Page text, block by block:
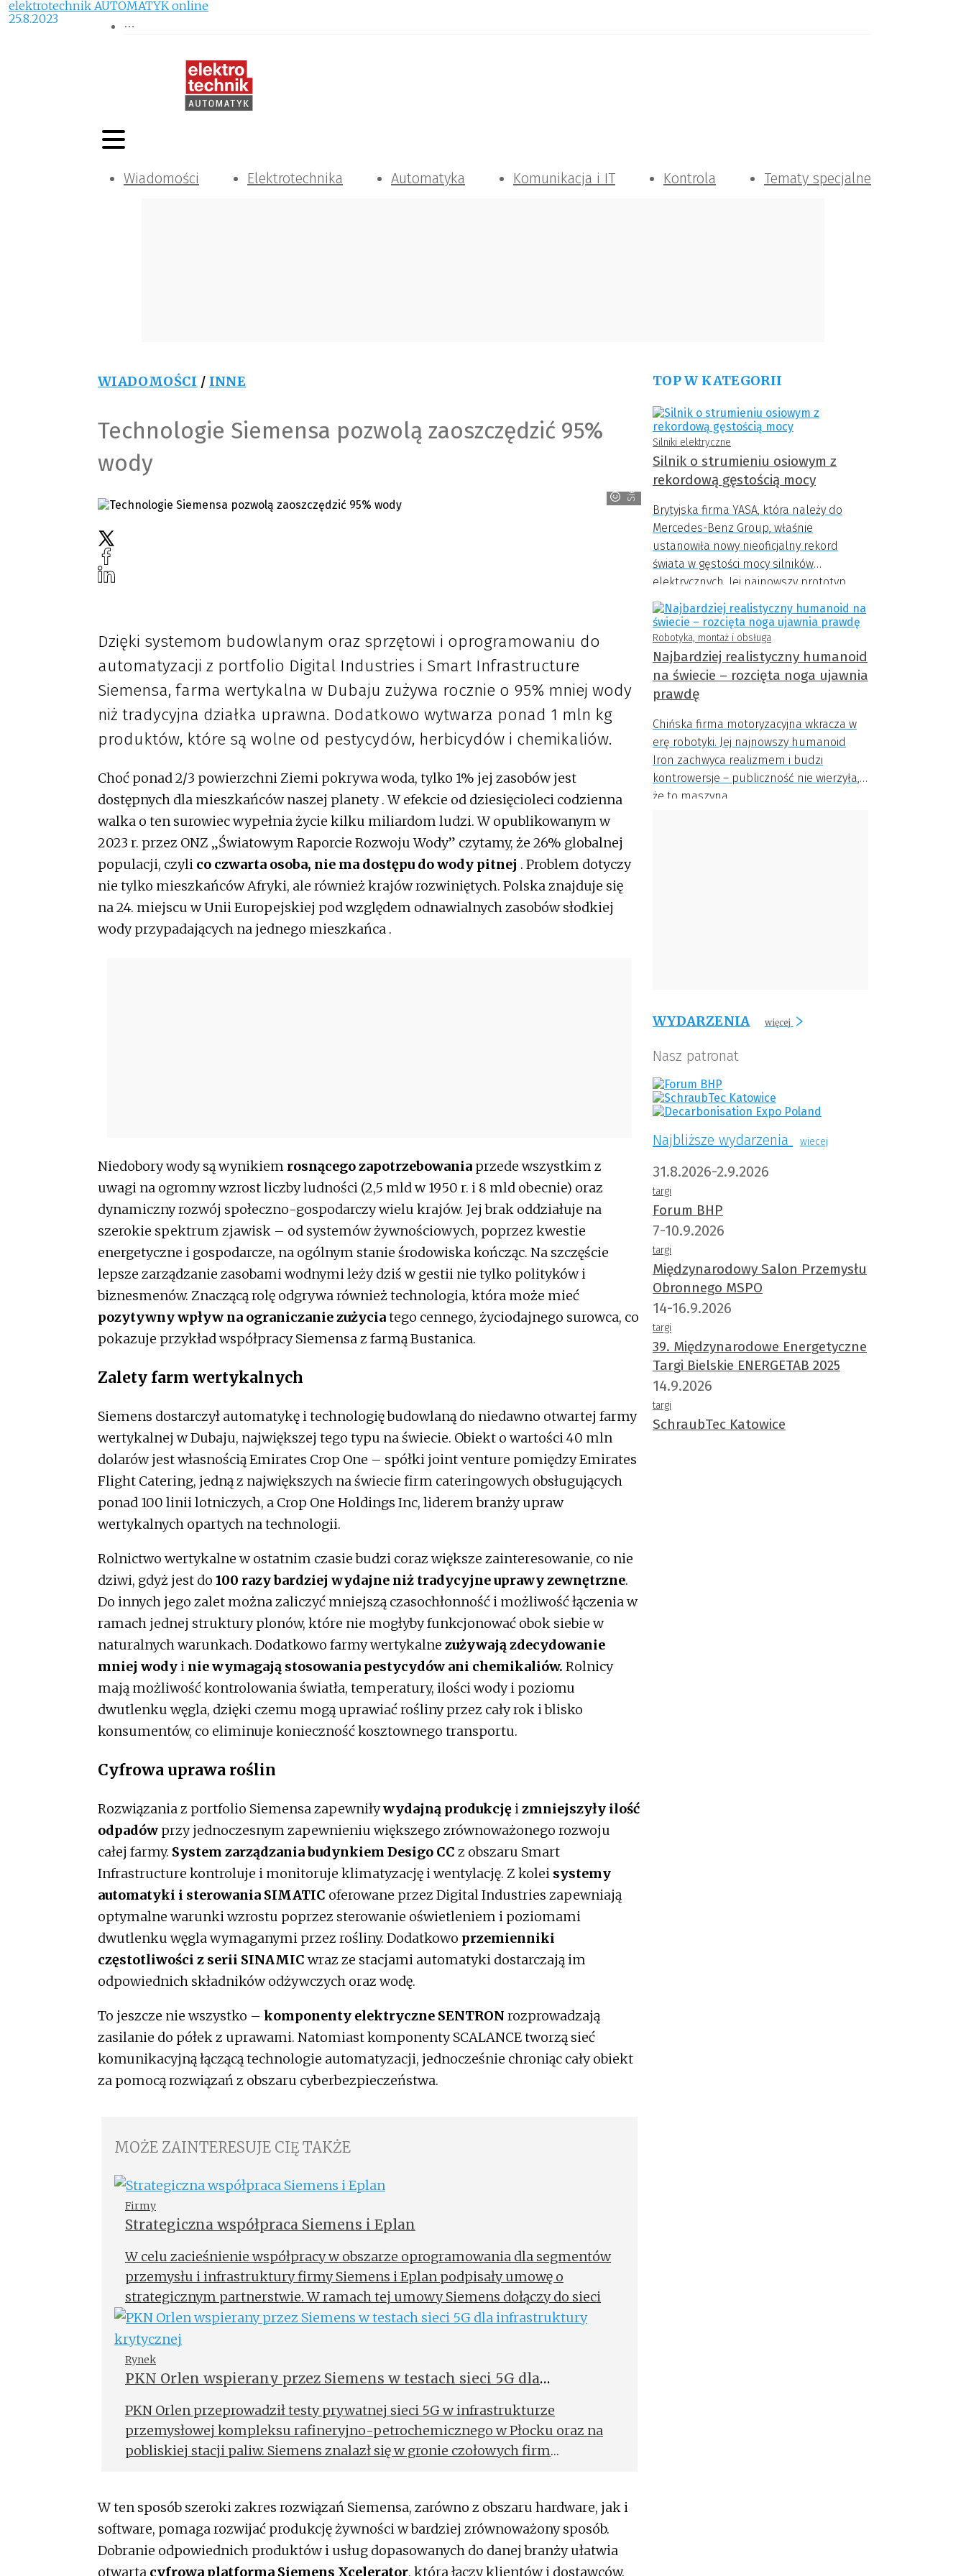
Wiadomości Elektrotechnika Automatyka Komunikacja i IT Kontrola Tematy specjalne
WIADOMOŚCI / INNE
Technologie Siemensa pozwolą zaoszczędzić 95%
wody
Siemens
elektrotechnik AUTOMATYK online
25.8.2023
Dzięki systemom budowlanym oraz sprzętowi i oprogramowaniu do
automatyzacji z portfolio Digital Industries i Smart Infrastructure
Siemensa, farma wertykalna w Dubaju zużywa rocznie o 95% mniej wody
niż tradycyjna działka uprawna. Dodatkowo wytwarza ponad 1 mln kg
produktów, które są wolne od pestycydów, herbicydów i chemikaliów.
Choć ponad 2/3 powierzchni Ziemi pokrywa woda, tylko 1% jej zasobów jest
dostępnych dla mieszkańców naszej planety . W efekcie od dziesięcioleci codzienna
walka o ten surowiec wypełnia życie kilku miliardom ludzi. W opublikowanym w
2023 r. przez ONZ „Światowym Raporcie Rozwoju Wody” czytamy, że 26% globalnej
populacji, czyli co czwarta osoba, nie ma dostępu do wody pitnej . Problem dotyczy
nie tylko mieszkańców Afryki, ale również krajów rozwiniętych. Polska znajduje się
na 24. miejscu w Unii Europejskiej pod względem odnawialnych zasobów słodkiej
wody przypadających na jednego mieszkańca .
Niedobory wody są wynikiem rosnącego zapotrzebowania przede wszystkim z
uwagi na ogromny wzrost liczby ludności (2,5 mld w 1950 r. i 8 mld obecnie) oraz
dynamiczny rozwój społeczno-gospodarczy wielu krajów. Jej brak oddziałuje na
szerokie spektrum zjawisk – od systemów żywnościowych, poprzez kwestie
energetyczne i gospodarcze, na ogólnym stanie środowiska kończąc. Na szczęście
lepsze zarządzanie zasobami wodnymi leży dziś w gestii nie tylko polityków i
biznesmenów. Znaczącą rolę odgrywa również technologia, która może mieć
pozytywny wpływ na ograniczanie zużyciatego cennego, życiodajnego surowca, co
pokazuje przykład współpracy Siemensa z farmą Bustanica.
Zalety farm wertykalnych
Siemens dostarczył automatykę i technologię budowlaną do niedawno otwartej farmy
wertykalnej w Dubaju, największej tego typu na świecie. Obiekt o wartości 40 mln
dolarów jest własnością Emirates Crop One – spółki joint venture pomiędzy Emirates
Flight Catering, jedną z największych na świecie firm cateringowych obsługujących
ponad 100 linii lotniczych, a Crop One Holdings Inc, liderem branży upraw
wertykalnych opartych na technologii.
Rolnictwo wertykalne w ostatnim czasie budzi coraz większe zainteresowanie, co nie
dziwi, gdyż jest do 100 razy bardziej wydajne niż tradycyjne uprawy zewnętrzne.
Do innych jego zalet można zaliczyć mniejszą czasochłonność i możliwość łączenia w
ramach jednej struktury plonów, które nie mogłyby funkcjonować obok siebie w
naturalnych warunkach. Dodatkowo farmy wertykalne zużywają zdecydowanie
mniej wodyi nie wymagają stosowania pestycydów ani chemikaliów. Rolnicy
mają możliwość kontrolowania światła, temperatury, ilości wody i poziomu
dwutlenku węgla, dzięki czemu mogą uprawiać rośliny przez cały rok i blisko
konsumentów, co eliminuje konieczność kosztownego transportu.
Cyfrowa uprawa roślin
Rozwiązania z portfolio Siemensa zapewniływydajną produkcjęizmniejszyły ilość
odpadów przy jednoczesnym zapewnieniu większego zrównoważonego rozwoju
całej farmy. System zarządzania budynkiem Desigo CC z obszaru Smart
Infrastructure kontroluje i monitoruje klimatyzację i wentylację. Z kolei systemy
automatyki i sterowania SIMATIC oferowane przez Digital Industries zapewniają
optymalne warunki wzrostu poprzez sterowanie oświetleniem i poziomami
dwutlenku węgla wymaganymi przez rośliny. Dodatkowo przemienniki
częstotliwości z serii SINAMICwraz ze stacjami automatyki dostarczają im
odpowiednich składników odżywczych oraz wodę.
To jeszcze nie wszystko – komponenty elektryczne SENTRON rozprowadzają
zasilanie do półek z uprawami. Natomiast komponenty SCALANCE tworzą sieć
komunikacyjną łączącą technologie automatyzacji, jednocześnie chroniąc cały obiekt
za pomocą rozwiązań z obszaru cyberbezpieczeństwa.
MOŻE ZAINTERESUJE CIĘ TAKŻE
Firmy
Strategiczna współpraca Siemens i Eplan
W celu zacieśnienie współpracy w obszarze oprogramowania dla segmentów
przemysłu i infrastruktury firmy Siemens i Eplan podpisały umowę o
strategicznym partnerstwie. W ramach tej umowy Siemens dołączy do sieci
partnerskiej Eplan jako Partner Strategiczny.
Rynek
PKN Orlen wspierany przez Siemens w testach sieci 5G dla
PKN Orlen przeprowadził testy prywatnej sieci 5G w infrastrukturze
przemysłowej kompleksu rafineryjno-petrochemicznego w Płocku oraz na
pobliskiej stacji paliw. Siemens znalazł się w gronie czołowych firm
W ten sposób szeroki zakres rozwiązań Siemensa, zarówno z obszaru hardware, jak i
software, pomaga rozwijać produkcję żywności w bardziej zrównoważony sposób.
Dobranie odpowiednich produktów i usług dopasowanych do danej branży ułatwia
otwarta cyfrowa platforma Siemens Xcelerator, która łączy klientów i dostawców.
TOP W KATEGORII
Silniki elektryczne
Silnik o strumieniu osiowym z
rekordową gęstością mocy
Brytyjska firma YASA, która należy do
Mercedes-Benz Group, właśnie
ustanowiła nowy nieoficjalny rekord
świata w gęstości mocy silników
elektrycznych. Jej najnowszy prototyp
osiągnął zawrotną wartość 59 kW/kg – to
niemal o połowę więcej niż wcześniejsze
osiągnięcie tej samej firmy.
Robotyka, montaż i obsługa
Najbardziej realistyczny humanoid
na świecie – rozcięta noga ujawnia
prawdę
Chińska firma motoryzacyjna wkracza w
erę robotyki. Jej najnowszy humanoid
Iron zachwyca realizmem i budzi
kontrowersje – publiczność nie wierzyła,
że to maszyna.
WYDARZENIA więcej
Nasz patronat
Najbliższe wydarzenia wiecej
31.8.2026-2.9.2026
targi
Forum BHP
7-10.9.2026
targi
Międzynarodowy Salon Przemysłu
Obronnego MSPO
14-16.9.2026
targi
39. Międzynarodowe Energetyczne
Targi Bielskie ENERGETAB 2025
14.9.2026
targi
SchraubTec Katowice